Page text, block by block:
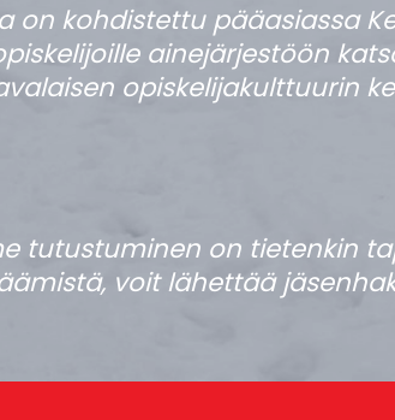
on kohdistettu pääasiassa
ainejärjestöön
opiskelijakulttuurin
tutustuminen on tietenkin
voit lähettää